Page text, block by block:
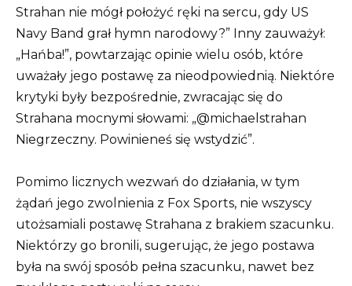
Strahan nie mógł położyć ręki na sercu, gdy US
Navy Band grał hymn narodowy?” Inny zauważył:
„Hańba!”, powtarzając opinie wielu osób, które
uważały jego postawę za nieodpowiednią. Niektóre
krytyki były bezpośrednie, zwracając się do
Strahana mocnymi słowami: „@michaelstrahan
Niegrzeczny. Powinieneś się wstydzić”.
Pomimo licznych wezwań do działania, w tym
żądań jego zwolnienia z Fox Sports, nie wszyscy
utożsamiali postawę Strahana z brakiem szacunku.
Niektórzy go bronili, sugerując, że jego postawa
była na swój sposób pełna szacunku, nawet bez